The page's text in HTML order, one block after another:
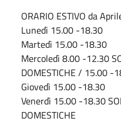
ORARIO ESTIVO da
Lunedì 15.00 -18.30
Martedì 15.00 -18.30
Mercoledì 8.00 -12.30
DOMESTICHE / 15.00 -
Giovedì 15.00 -18.30
Venerdì 15.00 -18.30
DOMESTICHE